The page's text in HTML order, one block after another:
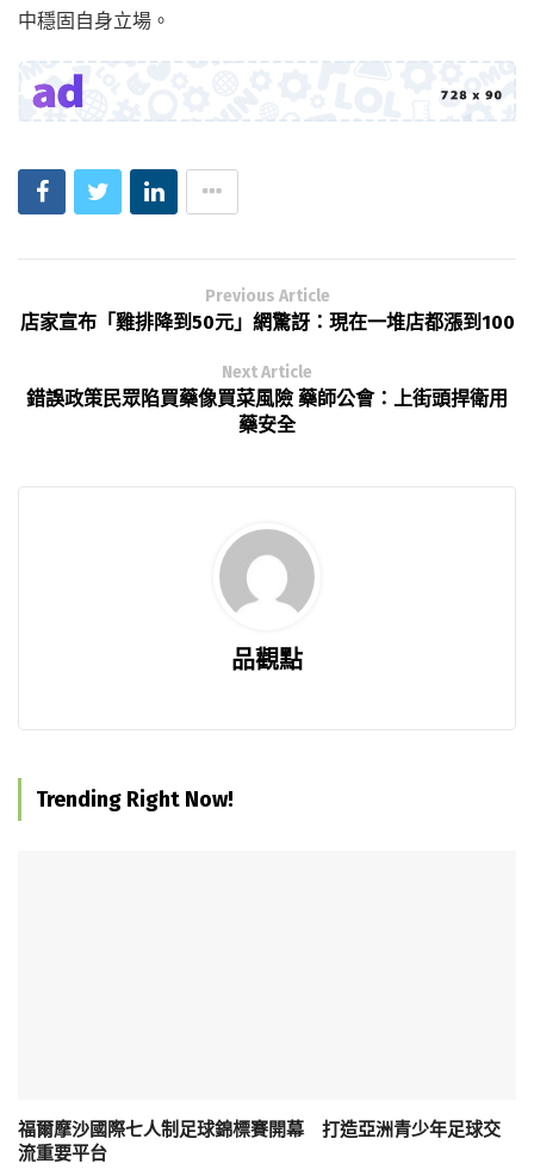
中穩固自身立場。
Previous Article
店家宣布「雞排降到50元」網驚訝：現在一堆店都漲到100
Next Article
錯誤政策民眾陷買藥像買菜風險 藥師公會：上街頭捍衛用
藥安全
品觀點
Trending Right Now!
福爾摩沙國際七人制足球錦標賽開幕 打造亞洲青少年足球交
流重要平台